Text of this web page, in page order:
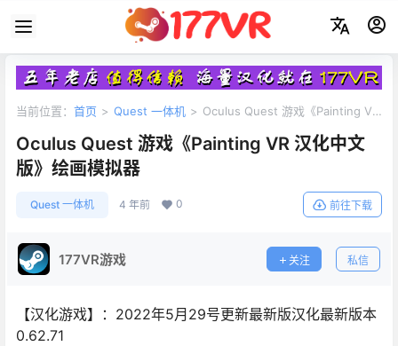
当前位置： 首页 > Quest 一体机 > Oculus Quest 游戏《Painting VR
Oculus Quest 游戏《Painting VR 汉化中文
版》绘画模拟器
Quest 一体机 4 年前 0 前往下载
177VR游戏 关注 私信
【汉化游戏】：2022年5月29号更新最新版汉化最新版本
0.62.71